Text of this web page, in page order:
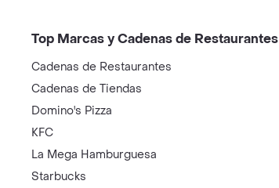
Top Marcas y Cadenas de Restaurantes
Cadenas de Restaurantes
Cadenas de Tiendas
Domino's Pizza
KFC
La Mega Hamburguesa
Starbucks